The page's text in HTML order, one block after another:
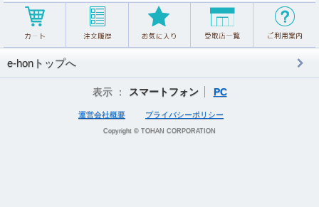
e-honトップへ
表示 ： スマートフォン PC
運営会社概要 プライバシーポリシー
Copyright © TOHAN CORPORATION